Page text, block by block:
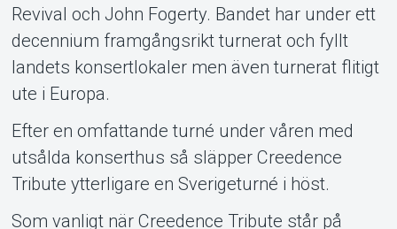
Om Tickster
Revival och John Fogerty. Bandet har under ett
decennium framgångsrikt turnerat och fyllt
landets konsertlokaler men även turnerat flitigt
ute i Europa.
Efter en omfattande turné under våren med
utsålda konserthus så släpper Creedence
Tribute ytterligare en Sverigeturné i höst.
Som vanligt när Creedence Tribute står på